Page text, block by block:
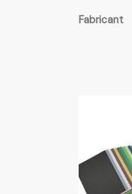
images
Més
Fabricant